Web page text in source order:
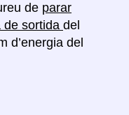
de parar
de sortida del
d’energia del